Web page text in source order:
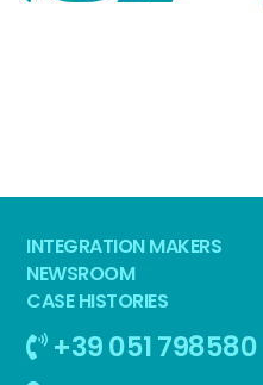
INTEGRATION MAKERS
NEWSROOM
CASE HISTORIES
+39 051 798580